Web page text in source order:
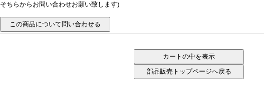
そちらからお問い合わせお願い致します)